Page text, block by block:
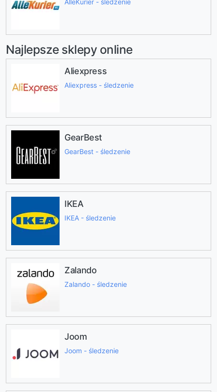
AlleKurier - śledzenie
Najlepsze sklepy online
Aliexpress
Aliexpress - śledzenie
GearBest
GearBest - śledzenie
IKEA
IKEA - śledzenie
Zalando
Zalando - śledzenie
Joom
Joom - śledzenie